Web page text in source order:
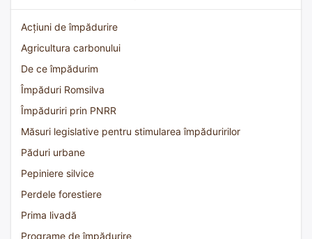
Acțiuni de împădurire
Agricultura carbonului
De ce împădurim
Împăduri Romsilva
Împăduriri prin PNRR
Măsuri legislative pentru stimularea împăduririlor
Păduri urbane
Pepiniere silvice
Perdele forestiere
Prima livadă
Programe de împădurire